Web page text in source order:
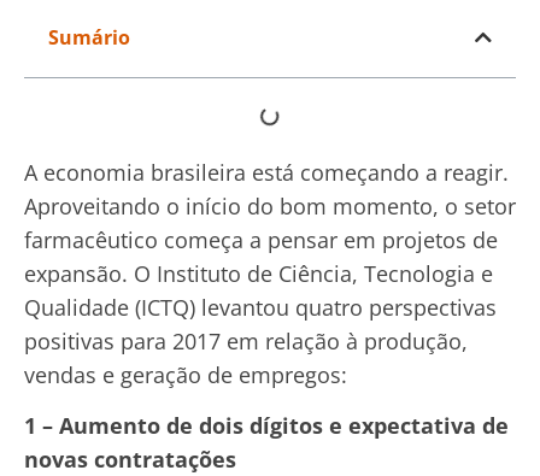
Sumário
A economia brasileira está começando a reagir.
Aproveitando o início do bom momento, o setor
farmacêutico começa a pensar em projetos de
expansão. O Instituto de Ciência, Tecnologia e
Qualidade (ICTQ) levantou quatro perspectivas
positivas para 2017 em relação à produção,
vendas e geração de empregos:
1 – Aumento de dois dígitos e expectativa de
novas contratações